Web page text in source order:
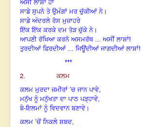
ਅਸੀਂ ਲਾਸ਼ਾਂ ਹਾਂ
ਸਾਡੇ ਸੁਪਨੇ ਤੇ ਉਮੰਗਾਂ ਮਰ ਚੁੱਕੀਆਂ ਨੇ।
ਸਾਡੇ ਅੰਦਰਲੇ ਰੋਸ ਮੁਜ਼ਾਹਰੇ
ਇੱਕ ਇੱਕ ਕਰਕੇ ਦਮ ਤੋੜ ਚੁੱਕੇ ਨੇ।
ਆਪਣੀ ਰੱਖਿਆ ਕਰਨੋ ਅਸਮਰੱਥ ... ਅਸੀਂ ਲਾਸ਼ਾਂ!
ਤੁਰਦੀਆਂ ਫਿਰਦੀਆਂ ... ਜਿਊਂਦੀਆਂ ਜਾਗਦੀਆਂ ਲਾਸ਼ਾਂ!
***
2.
ਕਲਮ
ਕਲਮ ਮੁਰਦਾ ਜ਼ਮੀਰਾਂ ’ਚ ਜਾਨ ਪਾਵੇ,
ਮਨੁੱਖ ਨੂੰ ਮਨੁੱਖਤਾ ਦਾ ਪਾਠ ਪੜ੍ਹਾਵੇ,
ਬੇ-ਇਲਮਾਂ ਨੂੰ ਵਿਦਵਾਨ ਬਣਾਵੇ।
ਕਲਮ ’ਚੋਂ ਨਿਕਲੇ ਸ਼ਬਦ,